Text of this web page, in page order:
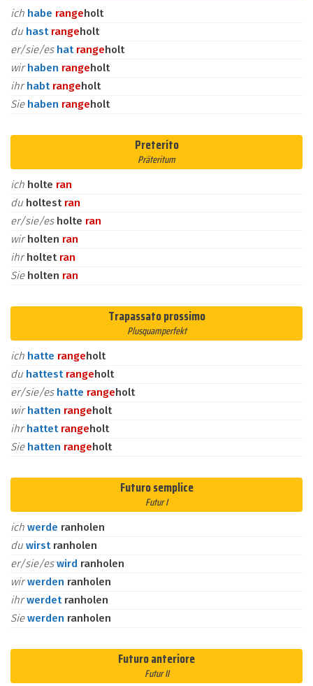
ich habe rangeholt
du hast rangeholt
er/sie/es hat rangeholt
wirhaben rangeholt
ihrhabt rangeholt
Sie haben rangeholt
Preterito
Präteritum
ich holte ran
du holtest ran
er/sie/es holte ran
wirholten ran
ihrholtet ran
Sie holten ran
Trapassato prossimo
Plusquamperfekt
ich hatte rangeholt
du hattest rangeholt
er/sie/es hatte rangeholt
wirhatten rangeholt
ihrhattet rangeholt
Sie hatten rangeholt
Futuro semplice
Futur I
ich werde ranholen
du wirst ranholen
er/sie/eswird ranholen
wirwerden ranholen
ihrwerdet ranholen
Siewerden ranholen
Futuro anteriore
Futur II